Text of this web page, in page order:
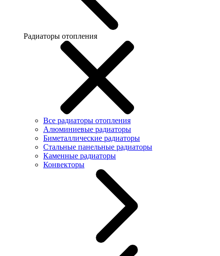
Радиаторы отопления
Все радиаторы отопления
Алюминиевые радиаторы
Биметаллические радиаторы
Стальные панельные радиаторы
Каменные радиаторы
Конвекторы